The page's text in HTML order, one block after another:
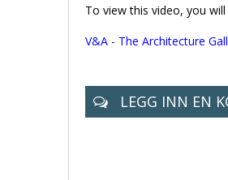
To view this video, you
V&A - The Architecture
LEGG INN EN